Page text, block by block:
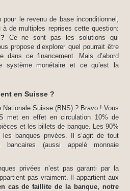
le revenu de base inconditionnel,
de multiples reprises cette question:
Ce ne sont pas les solutions qui
propose d’explorer quel pourrait être
dans ce financement. Mais d’abord
système monétaire et ce qu’est la
en Suisse ?
Nationale Suisse (BNS) ? Bravo ! Vous
met en effet en circulation 10% de
et les billets de banque. Les 90%
banques privées. Il s’agit de tout
bancaires (aussi appelé monnaie
privées n’est pas garanti par la
pas vraiment. Il appartient aux
cas de faillite de la banque, notre